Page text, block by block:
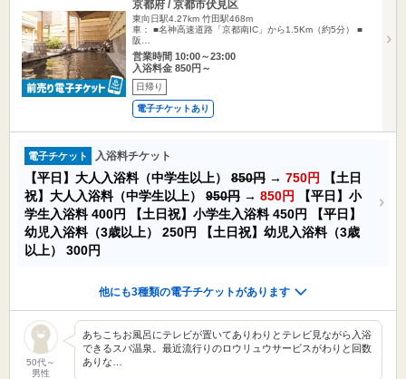
京都府 / 京都市伏見区
東向日駅4.27km 竹田駅468m
車： ■名神高速道路「京都南IC」から1.5Km（約5分） ■
阪…
営業時間 10:00～23:00
入浴料金 850円～
日帰り
電子チケットあり
電子チケット 入浴料チケット
【平日】大人入浴料（中学生以上） 850円 → 750円
【土日
祝】大人入浴料（中学生以上） 950円 → 850円
【平日】小
学生入浴料400円 【土日祝】小学生入浴料450円
【平日】
幼児入浴料（3歳以上） 250円
【土日祝】幼児入浴料（3歳
以上） 300円
他にも3種類の電子チケットがあります
50代～
男性
あちこちお風呂にテレビが置いてありわりとテレビ見ながら入浴
できるスパ温泉。最近流行りのロウリュウサービスがわりと回数
ありな…